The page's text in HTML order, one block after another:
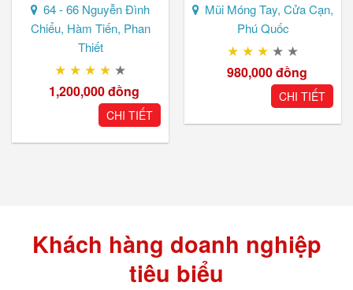
64 - 66 Nguyễn Đình
Chiểu, Hàm Tiến, Phan
Thiết
★ ★ ★ ★ ★
1,200,000đồng
CHI TIẾT
Mũi Móng Tay, Cửa Cạn,
Phú Quốc
★ ★ ★ ★ ★
980,000đồng
CHI TIẾT
Khách hàng doanh nghiệp
tiêu biểu